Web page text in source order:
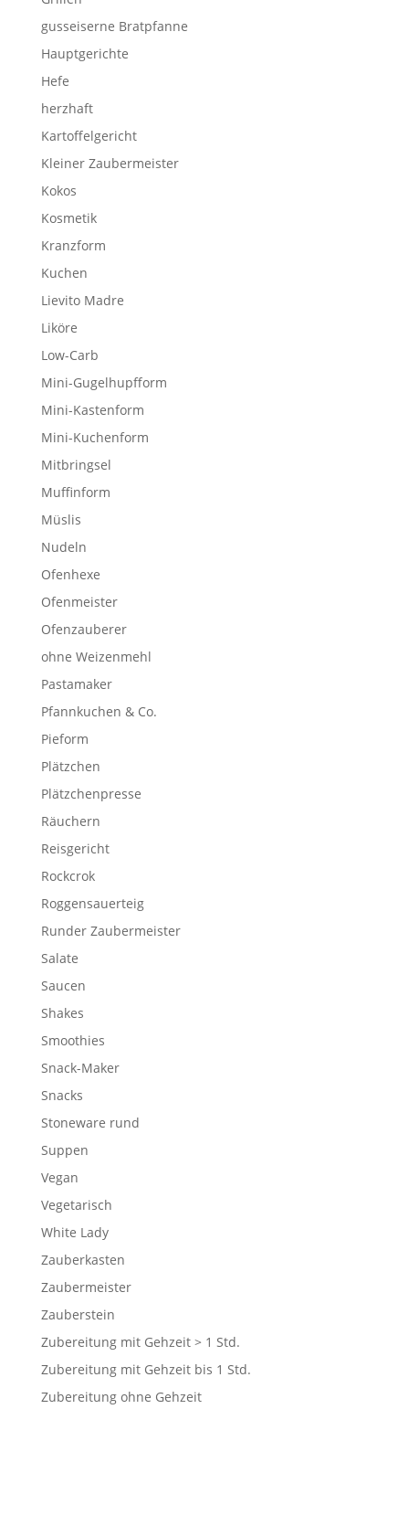
gusseiserne Bratpfanne
Hauptgerichte
Hefe
herzhaft
Kartoffelgericht
Kleiner Zaubermeister
Kokos
Kosmetik
Kranzform
Kuchen
Lievito Madre
Liköre
Low-Carb
Mini-Gugelhupfform
Mini-Kastenform
Mini-Kuchenform
Mitbringsel
Muffinform
Müslis
Nudeln
Ofenhexe
Ofenmeister
Ofenzauberer
ohne Weizenmehl
Pastamaker
Pfannkuchen & Co.
Pieform
Plätzchen
Plätzchenpresse
Räuchern
Reisgericht
Rockcrok
Roggensauerteig
Runder Zaubermeister
Salate
Saucen
Shakes
Smoothies
Snack-Maker
Snacks
Stoneware rund
Suppen
Vegan
Vegetarisch
White Lady
Zauberkasten
Zaubermeister
Zauberstein
Zubereitung mit Gehzeit > 1 Std.
Zubereitung mit Gehzeit bis 1 Std.
Zubereitung ohne Gehzeit